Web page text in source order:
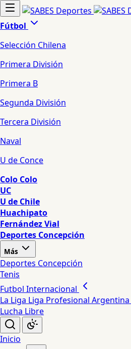
Fútbol
Selección Chilena
Primera División
Primera B
Segunda División
Tercera División
Naval
U de Conce
Colo Colo
UC
U de Chile
Huachipato
Fernández Vial
Deportes Concepción
Más
Deportes Concepción
Tenis
Futbol Internacional
La Liga Liga Profesional Argentina
Lucha Libre
Inicio